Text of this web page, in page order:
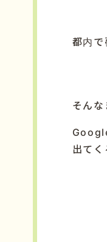
都内で
そんな
出て